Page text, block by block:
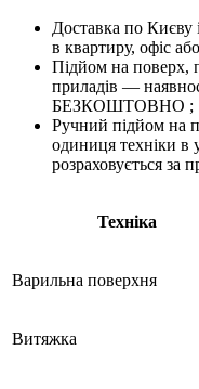
Доставка по Києву
в квартиру, офіс
Підйом на поверх,
приладів —
БЕЗКОШТОВНО ;
Ручний підйом на
одиниця техніки в
розраховується за
Техніка
Варильна поверхня
Витяжка